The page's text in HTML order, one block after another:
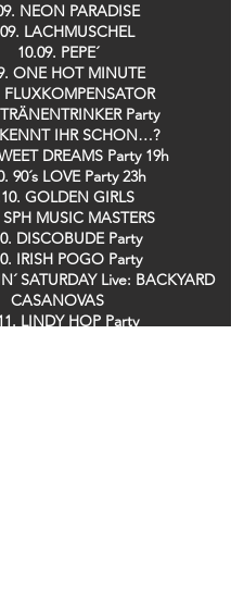
NEON PARADISE
LACHMUSCHEL
10.09. PEPE´
ONE HOT MINUTE
FLUXKOMPENSATOR
Party
IHR SCHON…?
DREAMS Party 19h
90´s LOVE Party 23h
GOLDEN GIRLS
MUSIC MASTERS
DISCOBUDE Party
IRISH POGO Party
SATURDAY Live: BACKYARD
CASANOVAS
LINDY HOP Party